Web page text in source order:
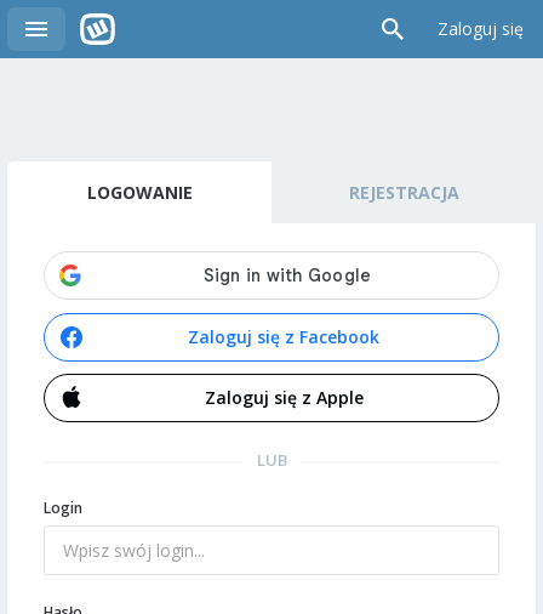
Zaloguj się
LOGOWANIE REJESTRACJA
Zaloguj się z Facebook
Zaloguj się z Apple
LUB
Login